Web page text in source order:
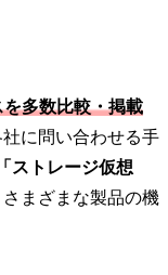
多数比較・掲載
に問い合わせる手
ストレージ仮想
まざまな製品の機